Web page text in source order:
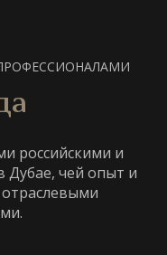
российскими и
Дубае, чей опыт и